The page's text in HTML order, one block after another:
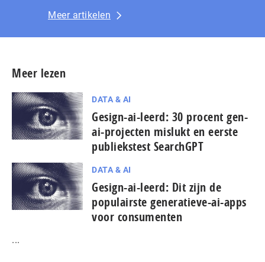
Meer artikelen
Meer lezen
DATA & AI
Gesign-ai-leerd: 30 procent gen-
ai-projecten mislukt en eerste
publiekstest SearchGPT
DATA & AI
Gesign-ai-leerd: Dit zijn de
populairste generatieve-ai-apps
voor consumenten
...